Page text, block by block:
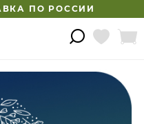
ПО РОССИИ